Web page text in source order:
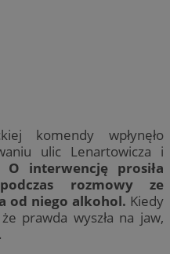
komendy wpłynęło
ulic Lenartowicza i
O interwencję prosiła
rozmowy ze
od niego alkohol. Kiedy
prawda wyszła na jaw,